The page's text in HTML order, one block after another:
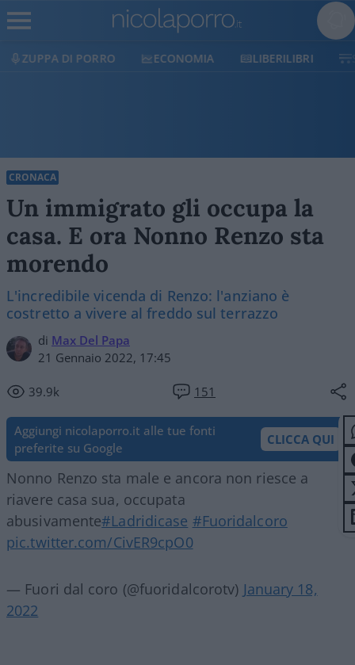
ECONOMIA LIBERILIBRI SHOP SOSTIENICI
CRONACA
Un immigrato gli occupa la
casa. E ora Nonno Renzo sta
morendo
L'incredibile vicenda di Renzo: l'anziano è
costretto a vivere al freddo sul terrazzo
di Max Del Papa
21 Gennaio 2022, 17:45
39.9k 151
Aggiungi nicolaporro.it alle tue fonti
preferite su Google
CLICCA QUI
Nonno Renzo sta male e ancora non riesce a
riavere casa sua, occupata
abusivamente#Ladridicase #Fuoridalcoro
pic.twitter.com/CivER9cpO0
— Fuori dal coro (@fuoridalcorotv) January 18,
2022